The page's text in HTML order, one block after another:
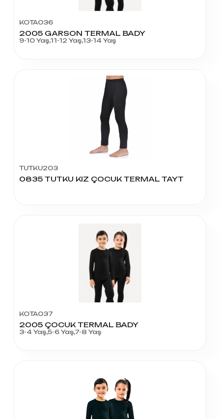
KOTA036
2005 GARSON TERMAL BADY
9-10 Yaş,11-12 Yaş,13-14 Yaş
TUTKU203
0835 TUTKU KIZ ÇOCUK TERMAL TAYT
KOTA037
2005 ÇOCUK TERMAL BADY
3-4 Yaş,5-6 Yaş,7-8 Yaş